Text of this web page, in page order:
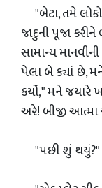
"બેટા, તમે
જાદુની પૂજા
સામાન્ય
પેલા બે ક્યાં છે,
કર્યો," મને જયારે
અરે! બીજી
"પછી શું થયું?"